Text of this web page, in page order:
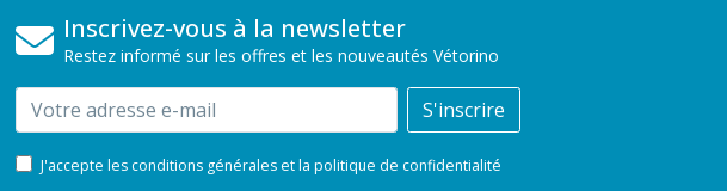
Inscrivez-vous à la newsletter
Restez informé sur les offres et les nouveautés Vétorino
Email S'inscrire
J'accepte les conditions générales et la politique de confidentialité